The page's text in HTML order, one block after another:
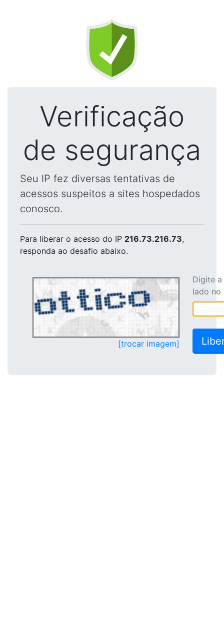
Verificação
de segurança
Seu IP fez diversas tentativas de
acessos suspeitos a sites hospedados
conosco.
Para liberar o acesso do IP 216.73.216.73,
responda ao desafio abaixo.
[trocar imagem]
Digite
lado no